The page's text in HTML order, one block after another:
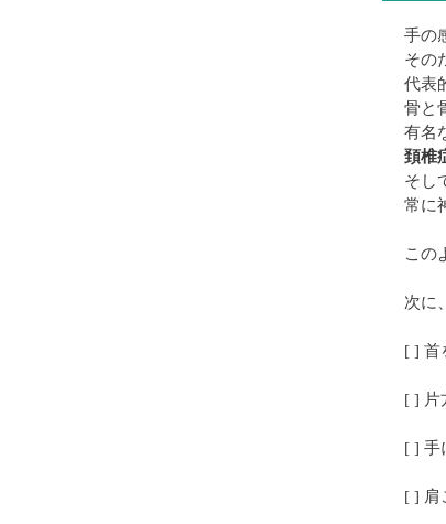
手の
その
代表
骨と
有名
頚椎
そし
常に
この
次に
[ ] 首
[ ] 片
[ ] 手
[ ] 肩